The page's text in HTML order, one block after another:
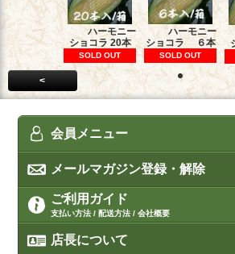
ハーモニー
ショコラ 20本
SOLD OUT
ハーモニー
ショコラ ６本
SOLD OUT
<
会員メニュー
メールマガジン登録・解除
ご利用ガイド
支払い方法 / 配送方法 / 会社概要
店長について